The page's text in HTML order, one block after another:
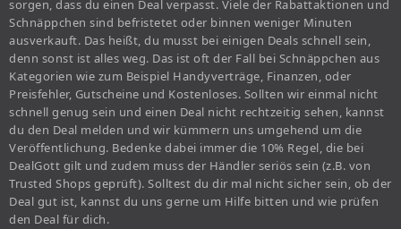
sorgen, dass du einen Deal verpasst. Viele der Rabattaktionen und
Schnäppchen sind befristetet oder binnen weniger Minuten
ausverkauft. Das heißt, du musst bei einigen Deals schnell sein,
denn sonst ist alles weg. Das ist oft der Fall bei Schnäppchen aus
Kategorien wie zum Beispiel Handyverträge, Finanzen, oder
Preisfehler, Gutscheine und Kostenloses. Sollten wir einmal nicht
schnell genug sein und einen Deal nicht rechtzeitig sehen, kannst
du den Deal melden und wir kümmern uns umgehend um die
Veröffentlichung. Bedenke dabei immer die 10% Regel, die bei
DealGott gilt und zudem muss der Händler seriös sein (z.B. von
Trusted Shops geprüft). Solltest du dir mal nicht sicher sein, ob der
Deal gut ist, kannst du uns gerne um Hilfe bitten und wie prüfen
den Deal für dich.